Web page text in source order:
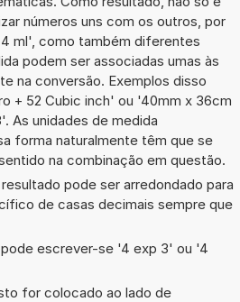
números uns com os outros, por
ml', como também diferentes
podem ser associadas umas às
na conversão. Exemplos disso
+ 52 Cubic inch' ou '40mm x 36cm
As unidades de medida
forma naturalmente têm que se
na combinação em questão.
pode ser arredondado para
de casas decimais sempre que
escrever-se '4 exp 3' ou '4
for colocado ao lado de